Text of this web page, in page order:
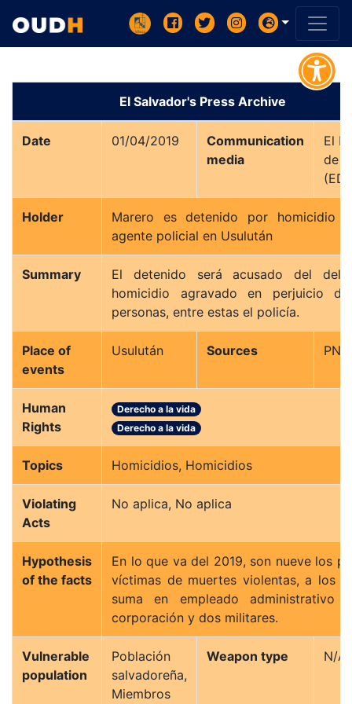
El Salvador's Press Archive
Date 01/04/2019
Communication
media
El
de
Holder
Marero es detenido por homicidio
agente policial en Usulután
Summary
El detenido será acusado del
homicidio agravado en perjuicio
personas, entre estas el policía.
Place of
events
Usulután Sources PNC
Human
Rights
Derecho a la vida
Derecho a la vida
Topics Homicidios, Homicidios
Violating
Acts
No aplica, No aplica
Hypothesis
of the facts
En lo que va del 2019, son nueve los
víctimas de muertes violentas, a los
suma en empleado administrativo
corporación y dos militares.
Vulnerable
population
Población
salvadoreña,
Miembros
Weapon type N/A